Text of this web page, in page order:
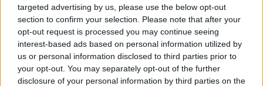
targeted advertising by us, please use the below opt-out
section to confirm your selection. Please note that after your
opt-out request is processed you may continue seeing
interest-based ads based on personal information utilized by
us or personal information disclosed to third parties prior to
your opt-out. You may separately opt-out of the further
disclosure of your personal information by third parties on the
Viohalco: Αυξημένος κατά 14%
ο τζίρος στο α' εξάμηνο, στα 4,3
δισ. ευρώ – Στα 446 εκατ. ευρώ
τα EBITDA
ΥΠΕΘΟΟ: Νέες επενδύσεις 1
δισ. ευρώ ως το 2028 για την
Ενέργεια